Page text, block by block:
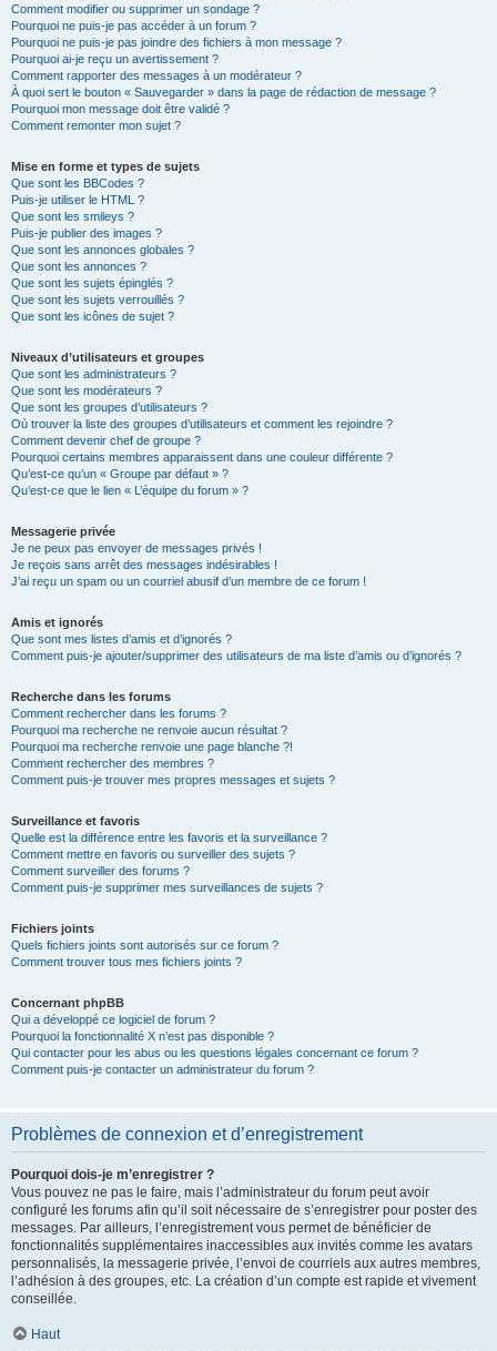
Comment modifier ou supprimer un sondage ?
Pourquoi ne puis-je pas accéder à un forum ?
Pourquoi ne puis-je pas joindre des fichiers à mon message ?
Pourquoi ai-je reçu un avertissement ?
Comment rapporter des messages à un modérateur ?
À quoi sert le bouton « Sauvegarder » dans la page de rédaction de message ?
Pourquoi mon message doit être validé ?
Comment remonter mon sujet ?
Mise en forme et types de sujets
Que sont les BBCodes ?
Puis-je utiliser le HTML ?
Que sont les smileys ?
Puis-je publier des images ?
Que sont les annonces globales ?
Que sont les annonces ?
Que sont les sujets épinglés ?
Que sont les sujets verrouillés ?
Que sont les icônes de sujet ?
Niveaux d’utilisateurs et groupes
Que sont les administrateurs ?
Que sont les modérateurs ?
Que sont les groupes d’utilisateurs ?
Où trouver la liste des groupes d’utilisateurs et comment les rejoindre ?
Comment devenir chef de groupe ?
Pourquoi certains membres apparaissent dans une couleur différente ?
Qu’est-ce qu’un « Groupe par défaut » ?
Qu’est-ce que le lien « L’équipe du forum » ?
Messagerie privée
Je ne peux pas envoyer de messages privés !
Je reçois sans arrêt des messages indésirables !
J’ai reçu un spam ou un courriel abusif d’un membre de ce forum !
Amis et ignorés
Que sont mes listes d’amis et d’ignorés ?
Comment puis-je ajouter/supprimer des utilisateurs de ma liste d’amis ou d’ignorés ?
Recherche dans les forums
Comment rechercher dans les forums ?
Pourquoi ma recherche ne renvoie aucun résultat ?
Pourquoi ma recherche renvoie une page blanche ?!
Comment rechercher des membres ?
Comment puis-je trouver mes propres messages et sujets ?
Surveillance et favoris
Quelle est la différence entre les favoris et la surveillance ?
Comment mettre en favoris ou surveiller des sujets ?
Comment surveiller des forums ?
Comment puis-je supprimer mes surveillances de sujets ?
Fichiers joints
Quels fichiers joints sont autorisés sur ce forum ?
Comment trouver tous mes fichiers joints ?
Concernant phpBB
Qui a développé ce logiciel de forum ?
Pourquoi la fonctionnalité X n’est pas disponible ?
Qui contacter pour les abus ou les questions légales concernant ce forum ?
Comment puis-je contacter un administrateur du forum ?
Problèmes de connexion et d’enregistrement
Pourquoi dois-je m’enregistrer ?
Vous pouvez ne pas le faire, mais l’administrateur du forum peut avoir
configuré les forums afin qu’il soit nécessaire de s’enregistrer pour poster des
messages. Par ailleurs, l’enregistrement vous permet de bénéficier de
fonctionnalités supplémentaires inaccessibles aux invités comme les avatars
personnalisés, la messagerie privée, l’envoi de courriels aux autres membres,
l’adhésion à des groupes, etc. La création d’un compte est rapide et vivement
conseillée.
Haut